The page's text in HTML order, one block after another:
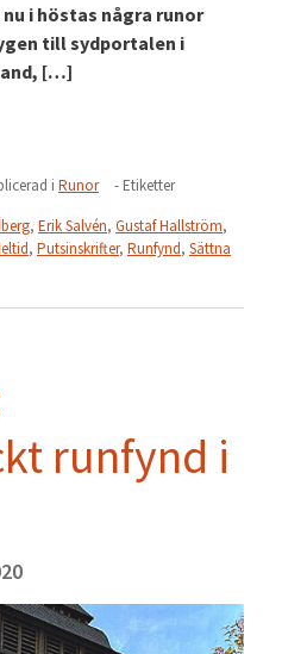
i höstas några runor
till sydportalen i
[…]
i Runor
- Etiketter
, Erik Salvén, Gustaf Hallström,
, Putsinskrifter, Runfynd, Sättna
runfynd i